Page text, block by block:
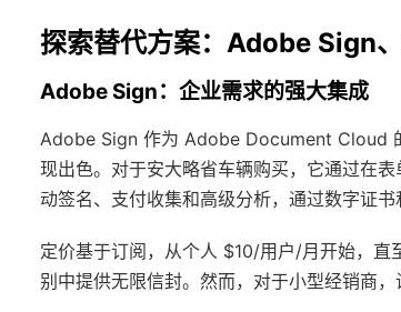
探索替代方案：Adobe Sign
Adobe Sign：企业需求的强大集成
Adobe Sign 作为 Adobe Document Cloud
现出色。对于安大略省车辆购买，它通过在
动签名、支付收集和高级分析，通过数字证书
定价基于订阅，从个人 $10/用户/月开始，
别中提供无限信封。然而，对于小型经销商